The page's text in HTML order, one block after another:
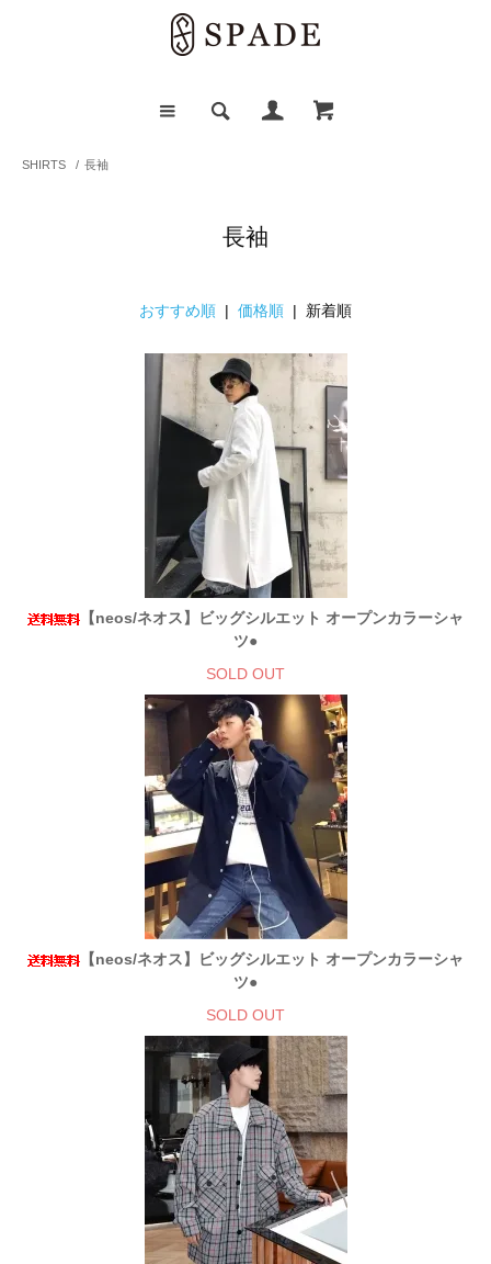
SHIRTS / 長袖
長袖
おすすめ順 | 価格順 | 新着順
【neos/ネオス】ビッグシルエット オープンカラーシャ
ツ●
SOLD OUT
【neos/ネオス】ビッグシルエット オープンカラーシャ
ツ●
SOLD OUT